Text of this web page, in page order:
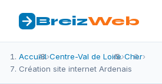
BreizWeb
Accueil›Centre-Val de Loire›Cher›
Création site internet Ardenais